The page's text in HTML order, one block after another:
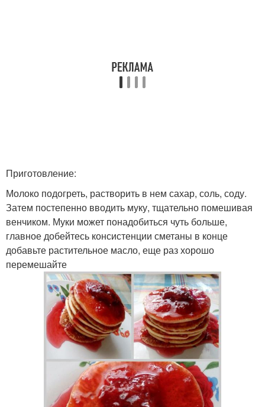
Приготовление:
Молоко подогреть, растворить в нем сахар, соль, соду.
Затем постепенно вводить муку, тщательно помешивая
венчиком. Муки может понадобиться чуть больше,
главное добейтесь консистенции сметаны в конце
добавьте растительное масло, еще раз хорошо
перемешайте